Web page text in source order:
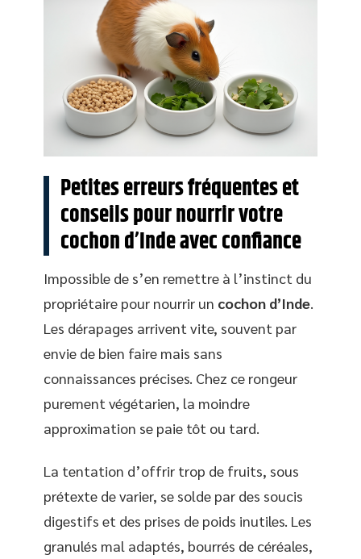
Petites erreurs fréquentes et
conseils pour nourrir votre
cochon d’Inde avec confiance
Impossible de s’en remettre à l’instinct du
propriétaire pour nourrir un cochon d’Inde.
Les dérapages arrivent vite, souvent par
envie de bien faire mais sans
connaissances précises. Chez ce rongeur
purement végétarien, la moindre
approximation se paie tôt ou tard.
La tentation d’offrir trop de fruits, sous
prétexte de varier, se solde par des soucis
digestifs et des prises de poids inutiles. Les
granulés mal adaptés, bourrés de céréales,